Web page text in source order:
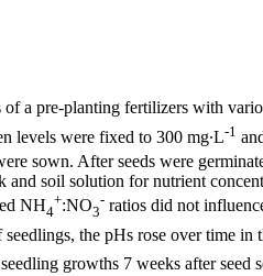
of a pre-planting fertilizers with
levels were fixed to 300 mg·L-1
sown. After seeds were
soil solution for nutrient
NH4
+:NO3
- ratios did not
the pHs rose over time in
growths 7 weeks after